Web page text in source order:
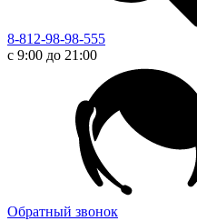
8-812-98-98-555
с 9:00 до 21:00
Обратный звонок